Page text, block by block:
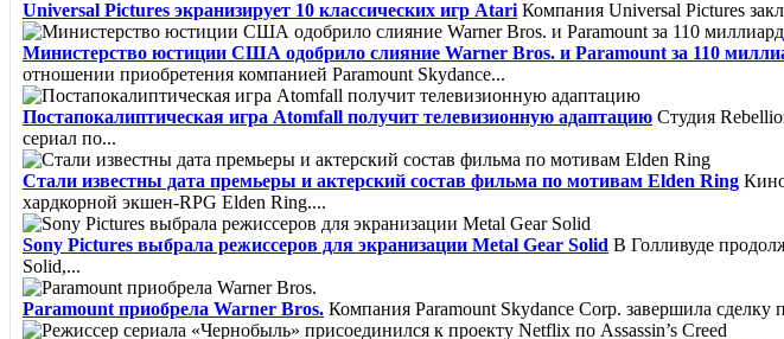
Universal Pictures экранизирует 10 классических игр Atari Компания Universal Pictures
Министерство юстиции США одобрило слияние Warner Bros. и Paramount за 110
отношении приобретения компанией Paramount Skydance...
Постапокалиптическая игра Atomfall получит телевизионную адаптацию Студия
сериал по...
Стали известны дата премьеры и актерский состав фильма по мотивам Elden Ring
хардкорной экшен-RPG Elden Ring....
Sony Pictures выбрала режиссеров для экранизации Metal Gear Solid В Голливуде
Solid,...
Paramount приобрела Warner Bros. Компания Paramount Skydance Corp. завершила